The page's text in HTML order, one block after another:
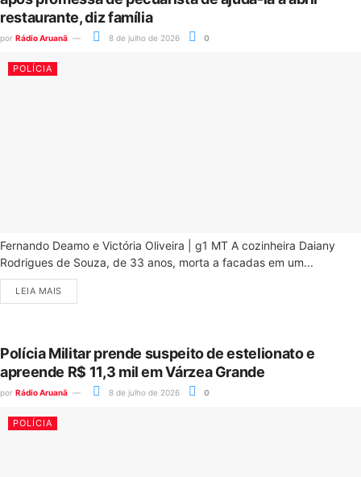
restaurante, diz família
por Rádio Aruanã 8 de julho de 2026 0
POLÍCIA
Fernando Deamo e Victória Oliveira | g1 MT A cozinheira Daiany
Rodrigues de Souza, de 33 anos, morta a facadas em um...
LEIA MAIS
Polícia Militar prende suspeito de estelionato e
apreende R$ 11,3 mil em Várzea Grande
por Rádio Aruanã 8 de julho de 2026 0
POLÍCIA